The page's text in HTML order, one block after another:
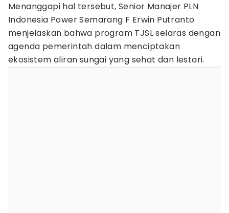
Menanggapi hal tersebut, Senior Manajer PLN
Indonesia Power Semarang F Erwin Putranto
menjelaskan bahwa program TJSL selaras dengan
agenda pemerintah dalam menciptakan
ekosistem aliran sungai yang sehat dan lestari.